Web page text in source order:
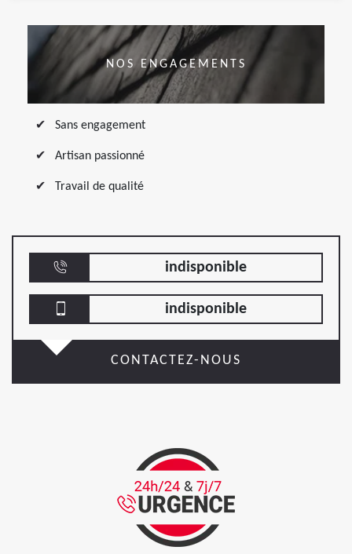
NOS ENGAGEMENTS
Sans engagement
Artisan passionné
Travail de qualité
indisponible
indisponible
CONTACTEZ-NOUS